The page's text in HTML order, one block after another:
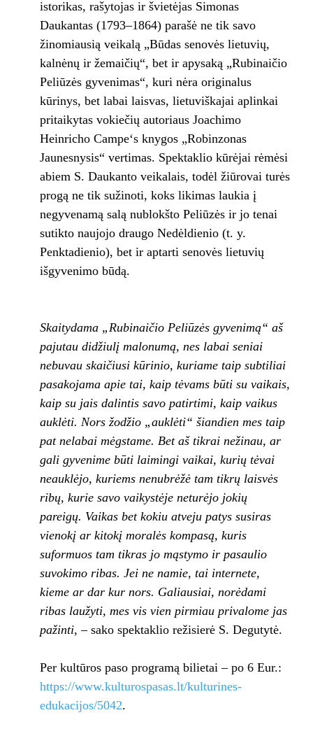
istorikas, rašytojas ir švietėjas Simonas
Daukantas (1793–1864) parašė ne tik savo
žinomiausią veikalą „Būdas senovės lietuvių,
kalnėnų ir žemaičių“, bet ir apysaką „Rubinaičio
Peliūzės gyvenimas“, kuri nėra originalus
kūrinys, bet labai laisvas, lietuviškajai aplinkai
pritaikytas vokiečių autoriaus Joachimo
Heinricho Campe‘s knygos „Robinzonas
Jaunesnysis“ vertimas. Spektaklio kūrėjai rėmėsi
abiem S. Daukanto veikalais, todėl žiūrovai turės
progą ne tik sužinoti, koks likimas laukia į
negyvenamą salą nublokšto Peliūzės ir jo tenai
sutikto naujojo draugo Nedėldienio (t. y.
Penktadienio), bet ir aptarti senovės lietuvių
išgyvenimo būdą.
Skaitydama „Rubinaičio Peliūzės gyvenimą“ aš
pajutau didžiulį malonumą, nes labai seniai
nebuvau skaičiusi kūrinio, kuriame taip subtiliai
pasakojama apie tai, kaip tėvams būti su vaikais,
kaip su jais dalintis savo patirtimi, kaip vaikus
auklėti. Nors žodžio „auklėti“ šiandien mes taip
pat nelabai mėgstame. Bet aš tikrai nežinau, ar
gali gyvenime būti laimingi vaikai, kurių tėvai
neauklėjo, kuriems nenubrėžė tam tikrų laisvės
ribų, kurie savo vaikystėje neturėjo jokių
pareigų. Vaikas bet kokiu atveju patys susiras
vienokį ar kitokį moralės kompasą, kuris
suformuos tam tikras jo mąstymo ir pasaulio
suvokimo ribas. Jei ne namie, tai internete,
kieme ar dar kur nors. Galiausiai, norėdami
ribas laužyti, mes vis vien pirmiau privalome jas
pažinti, – sako spektaklio režisierė S. Degutytė.
Per kultūros paso programą bilietai – po 6 Eur.:
https://www.kulturospasas.lt/kulturines-
edukacijos/5042.